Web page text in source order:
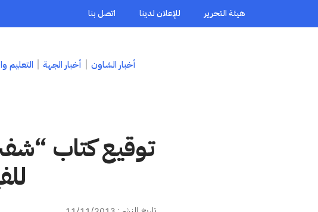
هيئة التحرير للإعلان لدينا اتصل بنا
أخبار الشاون أخبار الجهة التعليم
توقيع كتاب